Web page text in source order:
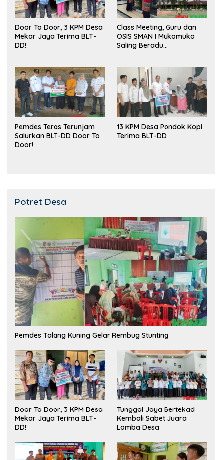
Door To Door, 3 KPM Desa
Mekar Jaya Terima BLT-
DD!
Class Meeting, Guru dan
OSIS SMAN I Mukomuko
Saling Beradu
Pemdes Teras Terunjam
Salurkan BLT-DD Door To
Door!
13 KPM Desa Pondok Kopi
Terima BLT-DD
Potret Desa
Pemdes Talang Kuning Gelar Rembug Stunting
Door To Door, 3 KPM Desa
Mekar Jaya Terima BLT-
DD!
Tunggal Jaya Bertekad
Kembali Sabet Juara
Lomba Desa